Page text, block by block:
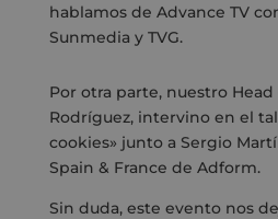
hablamos de Advance TV
Sunmedia y TVG.
Por otra parte, nuestro
Rodríguez, intervino en el
cookies» junto a Sergio
Spain & France de Adform.
Sin duda, este evento nos